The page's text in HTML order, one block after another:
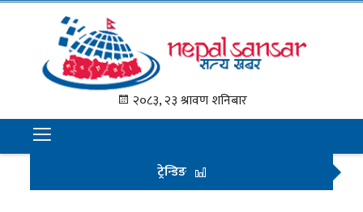
२०८३, २३ श्रावण शनिबार
समाचार
राजनीति
अन्तराष्ट्रिय
ट्रेन्डिङ